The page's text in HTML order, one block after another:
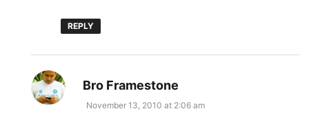
REPLY
Bro Framestone
November 13, 2010 at 2:06 am